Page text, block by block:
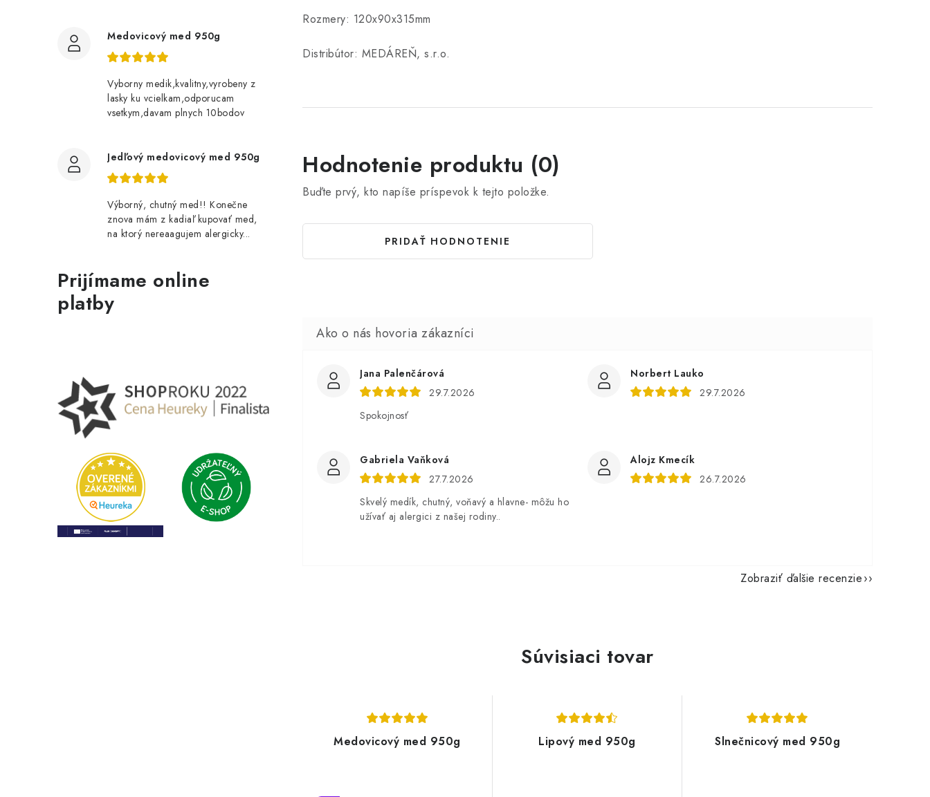
Medovicový med 950g
Vyborny medik,kvalitny,vyrobeny z
lasky ku vcielkam,odporucam
vsetkym,davam plnych 10bodov
Jedľový medovicový med 950g
Výborný, chutný med!! Konečne
znova mám z kadiaľ kupovať med,
na ktorý nereaagujem alergicky...
Prijímame online
platby
Rozmery: 120x90x315mm
Distribútor: MEDÁREŇ, s.r.o.
Hodnotenie produktu (0)
Buďte prvý, kto napíše príspevok k tejto položke.
PRIDAŤ HODNOTENIE
Jana Palenčárová
29.7.2026
Spokojnosť
Norbert Lauko
29.7.2026
Gabriela Vaňková
27.7.2026
Skvelý medík, chutný, voňavý a hlavne- môžu ho
užívať aj alergici z našej rodiny..
Alojz Kmecík
26.7.2026
Zobraziť ďalšie recenzie
Súvisiaci tovar
Medovicový med 950g Lipový med 950g Slnečnicový med 950g